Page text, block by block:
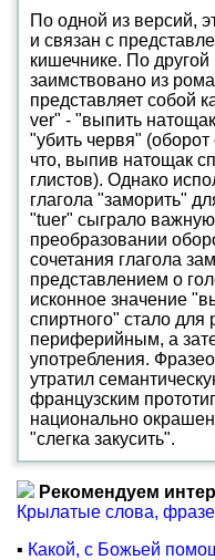
По одной из версий,
и связан с
кишечнике. По
заимствовано из
представляет собой
ver" - "выпить
"убить червя"
что, выпив натощак
глистов). Однако
глагола "заморить"
"tuer" сыграло
преобразовании
сочетания глагола
представлением о
исконное значение
спиртного" стало для
периферийным, а
употребления.
утратил
французским
национально
"слегка закусить".
Рекомендуем
Крылатые слова,
▪ Какой, с Божьей